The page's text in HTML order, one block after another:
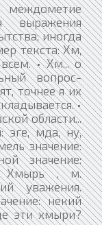
выражения
иногда
текста: Хм,
• Хм... о
вопрос-
точнее я их
•
области...
эге, мда, ну,
значение:
значение:
Хмырь , м.
уважения.
некий
эти хмыри?